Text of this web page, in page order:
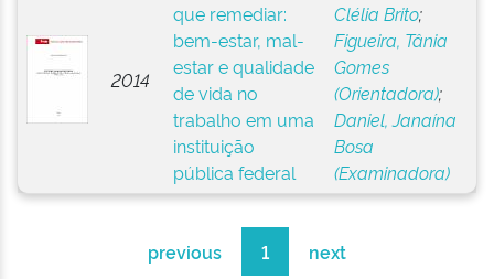
2014
que remediar:
bem-estar, mal-
estar e qualidade
de vida no
trabalho em uma
instituição
pública federal
Clélia Brito;
Figueira, Tânia
Gomes
(Orientadora);
Daniel, Janaína
Bosa
(Examinadora)
previous 1 next